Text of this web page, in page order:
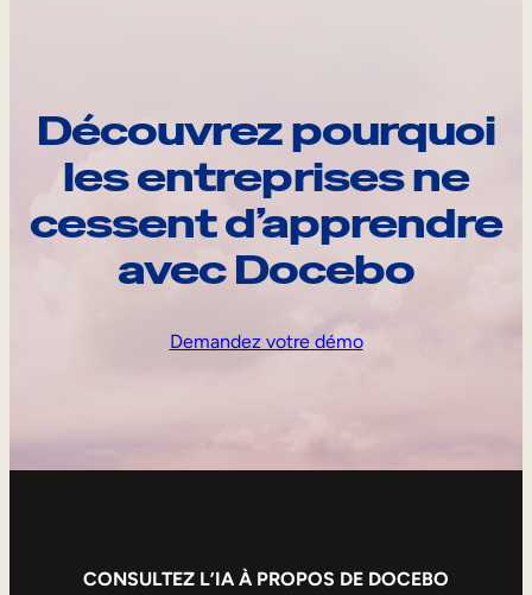
Découvrez pourquoi
les entreprises ne
cessent d’apprendre
avec Docebo
Demandez votre démo
CONSULTEZ L’IA À PROPOS DE DOCEBO